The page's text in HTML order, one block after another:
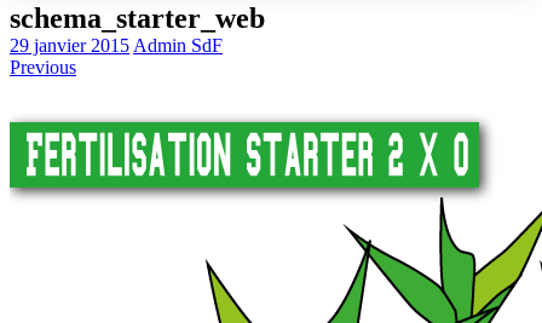
schema_starter_web
29 janvier 2015 Admin SdF
Previous